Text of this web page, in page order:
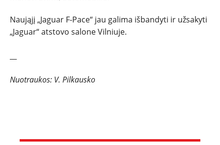
Naująjį „Jaguar F-Pace“ jau galima išbandyti ir užsakyti
„Jaguar“ atstovo salone Vilniuje.
Nuotraukos: V. Pilkausko